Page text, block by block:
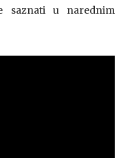
saznati u narednim